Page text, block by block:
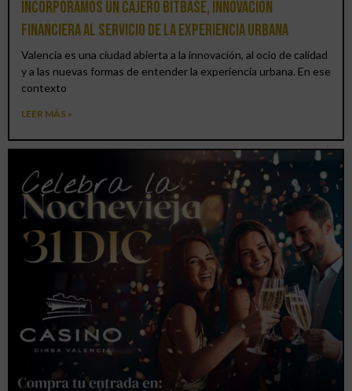
Incorporamos un cajero BitBase, innovación
financiera al servicio de la experiencia urbana
Valencia es una ciudad abierta a la innovación, al ocio de calidad
y a las nuevas formas de entender la experiencia urbana. En ese
contexto
LEER MÁS »